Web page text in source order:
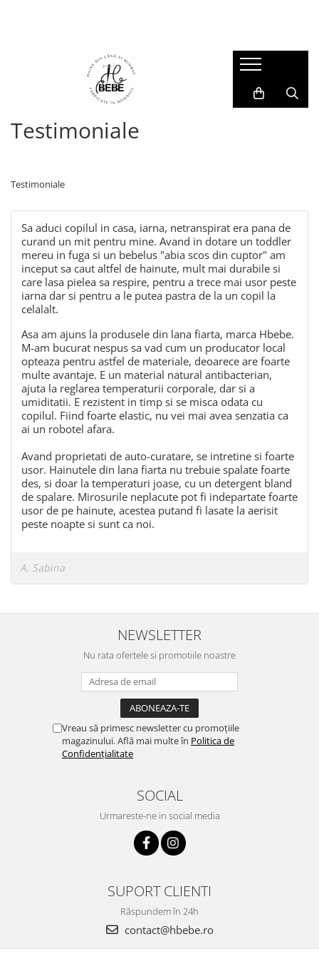
Muselina pentru copii
Hanorace din Lana
Compleuri din Lână
Prim strat
Salopete din Lână
Salopete Impermeabile
Salopete din Bumbac
Cagule si Manuși Lână
Testimoniale
Testimoniale
Sa aduci copilul in casa, iarna, netranspirat era pana de
curand un mit pentru mine. Avand in dotare un toddler
mereu in fuga si un bebelus "abia scos din cuptor" am
inceput sa caut altfel de hainute, mult mai durabile si
care lasa pielea sa respire, pentru a trece mai usor peste
iarna dar si pentru a le putea pastra de la un copil la
celalalt.
Asa am ajuns la produsele din lana fiarta, marca Hbebe.
M-am bucurat nespus sa vad cum un producator local
opteaza pentru astfel de materiale, deoarece are foarte
multe avantaje. E un material natural antibacterian,
ajuta la reglarea temperaturii corporale, dar si a
umiditatii. E rezistent in timp si se misca odata cu
copilul. Fiind foarte elastic, nu vei mai avea senzatia ca
ai un robotel afara.
Avand proprietati de auto-curatare, se intretine si foarte
usor. Hainutele din lana fiarta nu trebuie spalate foarte
des, si doar la temperaturi joase, cu un detergent bland
de spalare. Mirosurile neplacute pot fi indepartate foarte
usor de pe hainute, acestea putand fi lasate la aerisit
peste noapte si sunt ca noi.
A. Sabina
NEWSLETTER
Nu rata ofertele si promotiile noastre
Vreau să primesc newsletter cu promoțiile
magazinului. Află mai multe în Politica de
Confidențialitate
SOCIAL
Urmareste-ne in social media
SUPORT CLIENTI
Răspundem în 24h
contact@hbebe.ro